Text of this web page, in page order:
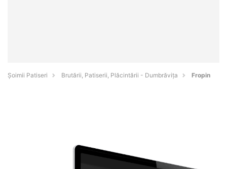
Șoimii Patiseri Brutării, Patiserii, Plăcintării - Dumbrăviţa Fropin